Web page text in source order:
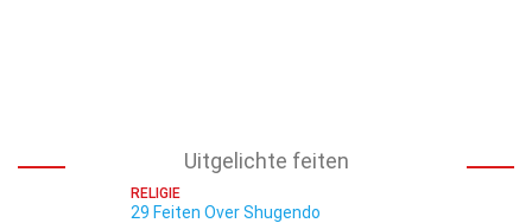
Uitgelichte feiten
RELIGIE
29 Feiten Over Shugendo